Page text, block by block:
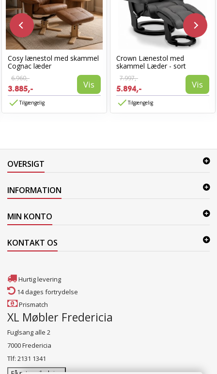
Cosy lænestol med skammel
Cognac læder
6.960,-
3.885,- Vis
Tilgængelig
Crown Lænestol med
skammel Læder - sort
7.997,-
5.894,- Vis
Tilgængelig
OVERSIGT
INFORMATION
MIN KONTO
KONTAKT OS
Hurtig levering
14 dages fortrydelse
Prismatch
XL Møbler Fredericia
Fuglsang alle 2
7000 Fredericia
Tlf: 2131 1341